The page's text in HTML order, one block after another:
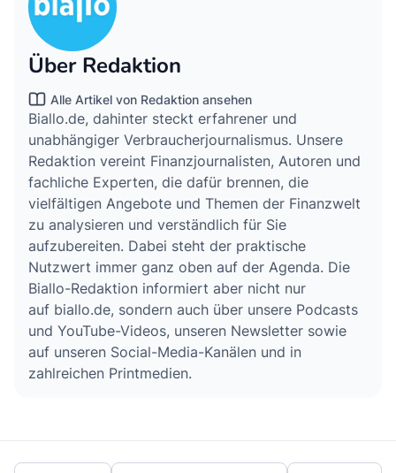
Über Redaktion
Alle Artikel von Redaktion ansehen
Biallo.de, dahinter steckt erfahrener und
unabhängiger Verbraucherjournalismus. Unsere
Redaktion vereint Finanzjournalisten, Autoren und
fachliche Experten, die dafür brennen, die
vielfältigen Angebote und Themen der Finanzwelt
zu analysieren und verständlich für Sie
aufzubereiten. Dabei steht der praktische
Nutzwert immer ganz oben auf der Agenda. Die
Biallo-Redaktion informiert aber nicht nur
auf biallo.de, sondern auch über unsere Podcasts
und YouTube-Videos, unseren Newsletter sowie
auf unseren Social-Media-Kanälen und in
zahlreichen Printmedien.